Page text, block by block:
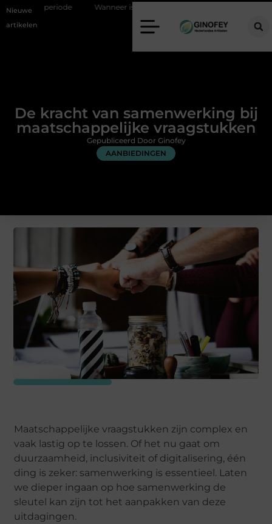
Nieuwe
artikelen
Wanneer is een kroon de beste oplossing voor een kies?
De kracht van samenwerking bij
maatschappelijke vraagstukken
AANBIEDINGEN
Gepubliceerd Door Ginofey
Maatschappelijke vraagstukken zijn complex en
vaak lastig op te lossen. Of het nu gaat om
duurzaamheid, inclusiviteit of digitalisering, één
ding is zeker: samenwerking is essentieel. Laten
we dieper ingaan op hoe samenwerking de
sleutel kan zijn tot het aanpakken van deze
uitdagingen.